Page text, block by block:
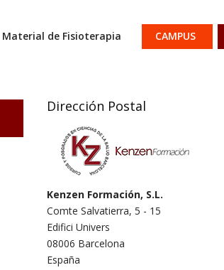
Material de Fisioterapia CAMPUS
Dirección Postal
Kenzen Formación, S.L.
Comte Salvatierra, 5 - 15
Edifici Univers
08006 Barcelona
España